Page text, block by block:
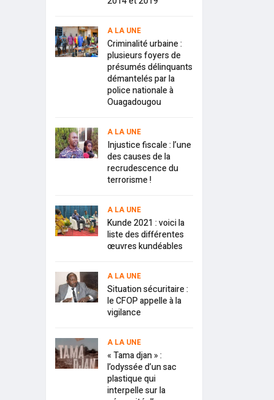
A LA UNE
Criminalité urbaine :
plusieurs foyers de
présumés délinquants
démantelés par la
police nationale à
Ouagadougou
A LA UNE
Injustice fiscale : l’une
des causes de la
recrudescence du
terrorisme !
A LA UNE
Kunde 2021 : voici la
liste des différentes
œuvres kundéables
A LA UNE
Situation sécuritaire :
le CFOP appelle à la
vigilance
A LA UNE
« Tama djan » :
l’odyssée d’un sac
plastique qui
interpelle sur la